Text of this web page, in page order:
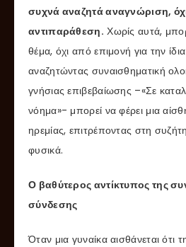
συχνά αναζητά αναγνώριση,
αντιπαράθεση. Χωρίς αυτά,
θέμα, όχι από επιμονή για την
αναζητώντας συναισθηματική
γνήσιας επιβεβαίωσης –«Σε
νόημα»- μπορεί να φέρει μια
ηρεμίας, επιτρέποντας στη
φυσικά.
Ο βαθύτερος αντίκτυπος της
σύνδεσης
Όταν μια γυναίκα αισθάνεται ότι